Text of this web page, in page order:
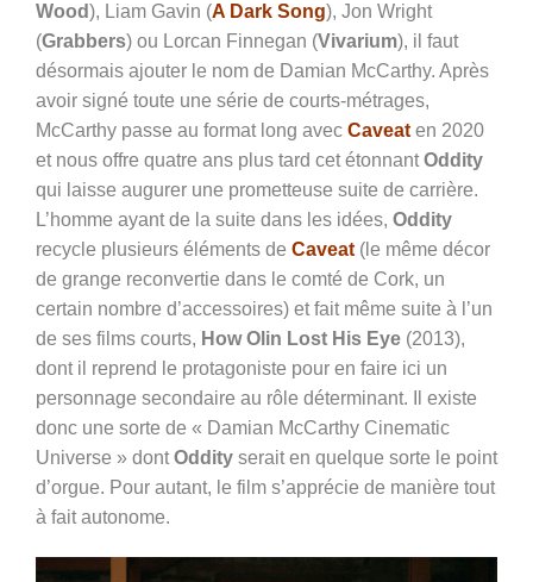
Wood), Liam Gavin (A Dark Song), Jon Wright
(Grabbers) ou Lorcan Finnegan (Vivarium), il faut
désormais ajouter le nom de Damian McCarthy. Après
avoir signé toute une série de courts-métrages,
McCarthy passe au format long avec Caveat en 2020
et nous offre quatre ans plus tard cet étonnantOddity
qui laisse augurer une prometteuse suite de carrière.
L’homme ayant de la suite dans les idées, Oddity
recycle plusieurs éléments de Caveat (le même décor
de grange reconvertie dans le comté de Cork, un
certain nombre d’accessoires) et fait même suite à l’un
de ses films courts, How Olin Lost His Eye (2013),
dont il reprend le protagoniste pour en faire ici un
personnage secondaire au rôle déterminant. Il existe
donc une sorte de « Damian McCarthy Cinematic
Universe » dontOddity serait en quelque sorte le point
d’orgue. Pour autant, le film s’apprécie de manière tout
à fait autonome.